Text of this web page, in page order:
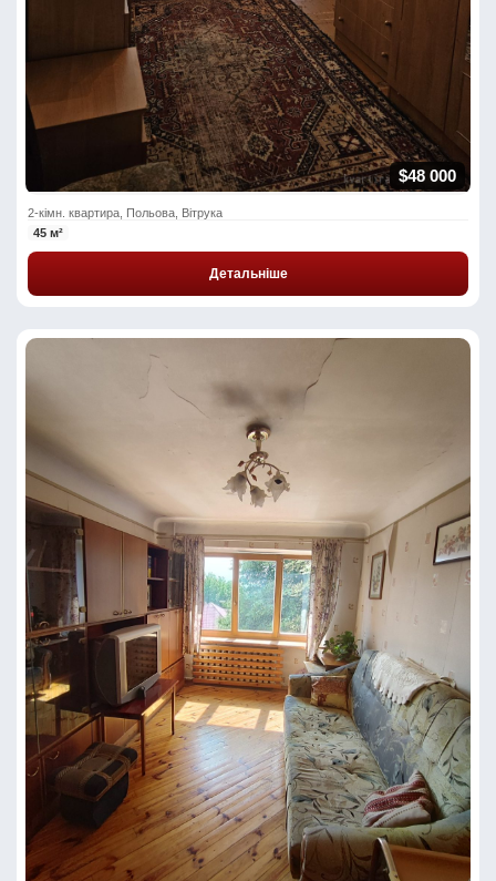
$48 000
2-кімн. квартира, Польова, Вітрука
45 м²
Детальніше